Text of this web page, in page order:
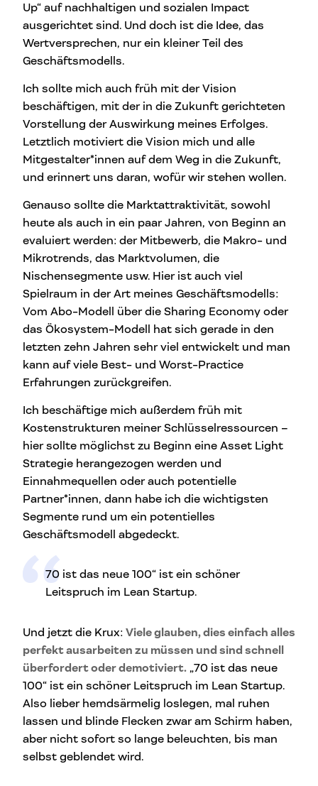
Up“ auf nachhaltigen und sozialen Impact
ausgerichtet sind. Und doch ist die Idee, das
Wertversprechen, nur ein kleiner Teil des
Geschäftsmodells.
Ich sollte mich auch früh mit der Vision
beschäftigen, mit der in die Zukunft gerichteten
Vorstellung der Auswirkung meines Erfolges.
Letztlich motiviert die Vision mich und alle
Mitgestalter*innen auf dem Weg in die Zukunft,
und erinnert uns daran, wofür wir stehen wollen.
Genauso sollte die Marktattraktivität, sowohl
heute als auch in ein paar Jahren, von Beginn an
evaluiert werden: der Mitbewerb, die Makro- und
Mikrotrends, das Marktvolumen, die
Nischensegmente usw. Hier ist auch viel
Spielraum in der Art meines Geschäftsmodells:
Vom Abo-Modell über die Sharing Economy oder
das Ökosystem-Modell hat sich gerade in den
letzten zehn Jahren sehr viel entwickelt und man
kann auf viele Best- und Worst-Practice
Erfahrungen zurückgreifen.
Ich beschäftige mich außerdem früh mit
Kostenstrukturen meiner Schlüsselressourcen –
hier sollte möglichst zu Beginn eine Asset Light
Strategie herangezogen werden und
Einnahmequellen oder auch potentielle
Partner*innen, dann habe ich die wichtigsten
Segmente rund um ein potentielles
Geschäftsmodell abgedeckt.
70 ist das neue 100“ ist ein schöner
Leitspruch im Lean Startup.
Und jetzt die Krux: Viele glauben, dies einfach alles
perfekt ausarbeiten zu müssen und sind schnell
überfordert oder demotiviert. „70 ist das neue
100“ ist ein schöner Leitspruch im Lean Startup.
Also lieber hemdsärmelig loslegen, mal ruhen
lassen und blinde Flecken zwar am Schirm haben,
aber nicht sofort so lange beleuchten, bis man
selbst geblendet wird.